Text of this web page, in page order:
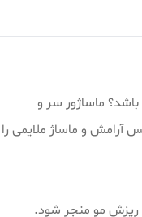
باشد؟ ماساژور سر و
آرامش و ماساژ ملایمی را
ریزش مو منجر شود.